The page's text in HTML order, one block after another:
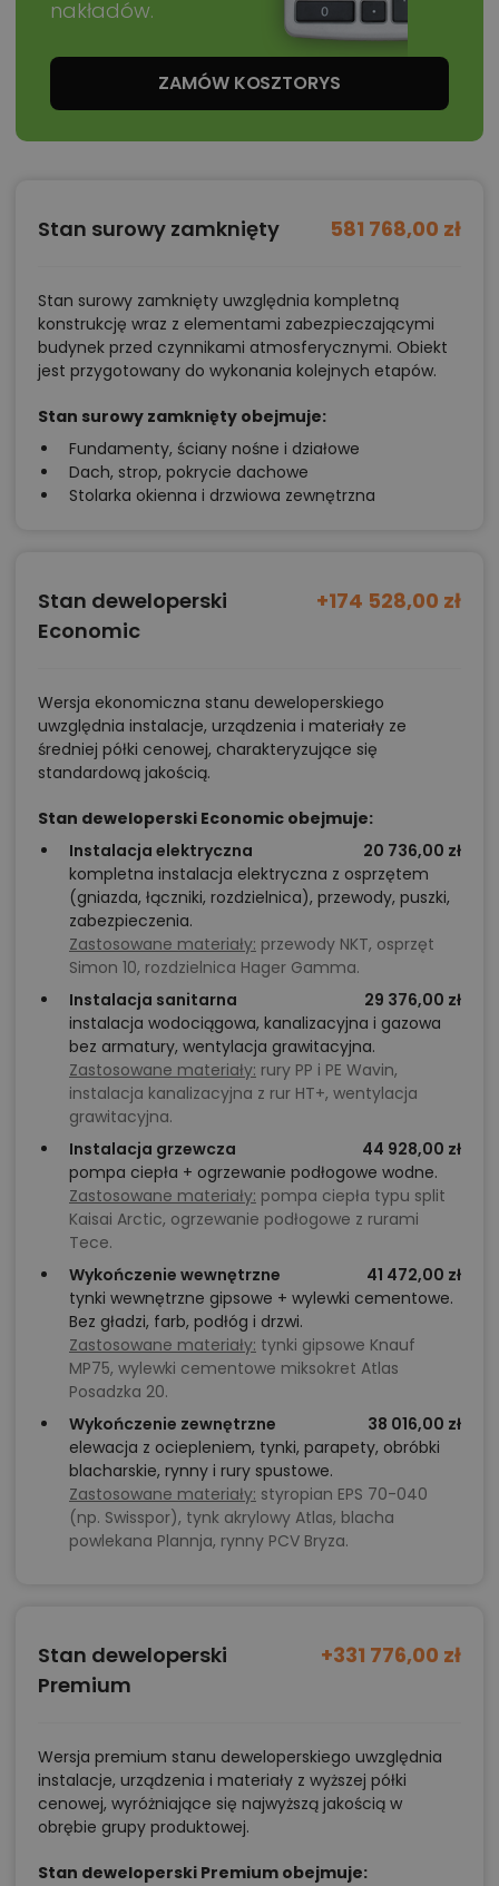
nakładów.
ZAMÓW KOSZTORYS
Stan surowy zamknięty 581 768,00 zł
Stan surowy zamknięty uwzględnia kompletną
konstrukcję wraz z elementami zabezpieczającymi
budynek przed czynnikami atmosferycznymi. Obiekt
jest przygotowany do wykonania kolejnych etapów.
Stan surowy zamknięty obejmuje:
Fundamenty, ściany nośne i działowe
Dach, strop, pokrycie dachowe
Stolarka okienna i drzwiowa zewnętrzna
Stan deweloperski
Economic
+174 528,00 zł
Wersja ekonomiczna stanu deweloperskiego
uwzględnia instalacje, urządzenia i materiały ze
średniej półki cenowej, charakteryzujące się
standardową jakością.
Stan deweloperski Economic obejmuje:
Instalacja elektryczna
20 736,00 zł
kompletna instalacja elektryczna z osprzętem
(gniazda, łączniki, rozdzielnica), przewody, puszki,
zabezpieczenia.
Zastosowane materiały: przewody NKT, osprzęt
Simon 10, rozdzielnica Hager Gamma.
Instalacja sanitarna
29 376,00 zł
instalacja wodociągowa, kanalizacyjna i gazowa
bez armatury, wentylacja grawitacyjna.
Zastosowane materiały: rury PP i PE Wavin,
instalacja kanalizacyjna z rur HT+, wentylacja
grawitacyjna.
Instalacja grzewcza
44 928,00 zł
pompa ciepła + ogrzewanie podłogowe wodne.
Zastosowane materiały: pompa ciepła typu split
Kaisai Arctic, ogrzewanie podłogowe z rurami
Tece.
Wykończenie wewnętrzne
41 472,00 zł
tynki wewnętrzne gipsowe + wylewki cementowe.
Bez gładzi, farb, podłóg i drzwi.
Zastosowane materiały: tynki gipsowe Knauf
MP75, wylewki cementowe miksokret Atlas
Posadzka 20.
Wykończenie zewnętrzne
38 016,00 zł
elewacja z ociepleniem, tynki, parapety, obróbki
blacharskie, rynny i rury spustowe.
Zastosowane materiały: styropian EPS 70-040
(np. Swisspor), tynk akrylowy Atlas, blacha
powlekana Plannja, rynny PCV Bryza.
Stan deweloperski
Premium
+331 776,00 zł
Wersja premium stanu deweloperskiego uwzględnia
instalacje, urządzenia i materiały z wyższej półki
cenowej, wyróżniające się najwyższą jakością w
obrębie grupy produktowej.
Stan deweloperski Premium obejmuje: